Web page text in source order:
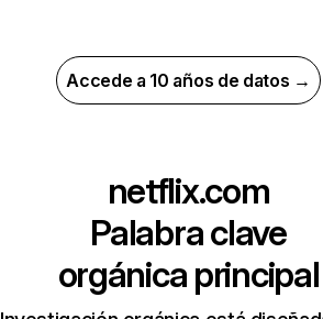
Accede a 10 años de datos →
netflix.com
Palabra clave
orgánica principal